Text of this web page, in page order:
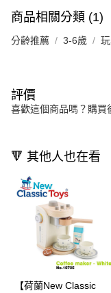
商品相關分類 (1)
分齡推薦 3-6歲
評價
喜歡這個商品嗎？購買
🔻 其他人也在看
【荷蘭New Classic